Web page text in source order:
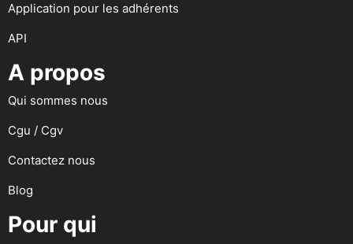
Application pour les adhérents
API
A propos
Qui sommes nous
Cgu / Cgv
Contactez nous
Blog
Pour qui